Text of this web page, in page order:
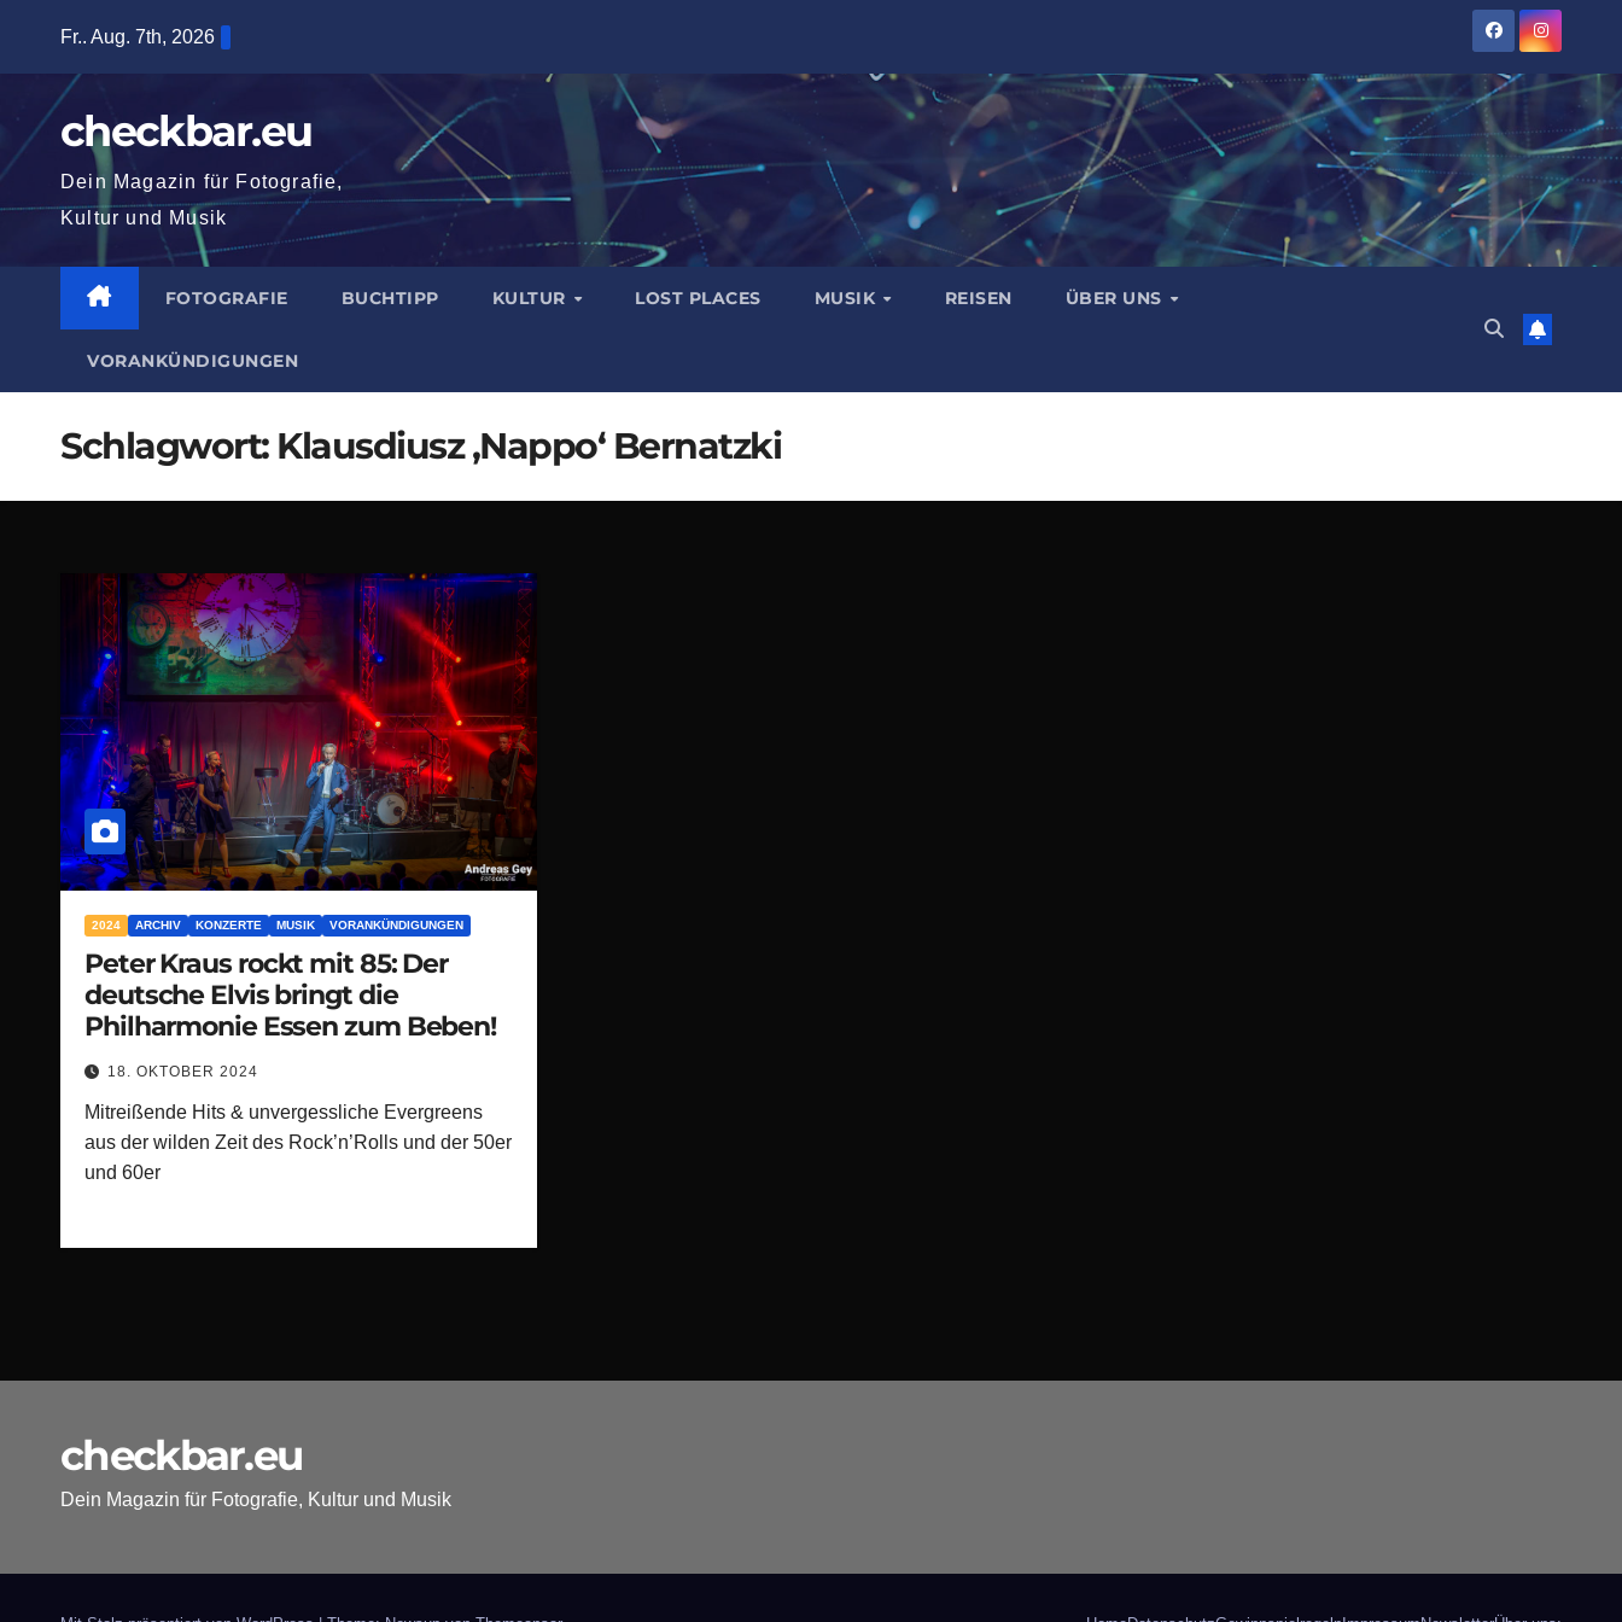
springen
Fr.. Aug. 7th, 2026
checkbar.eu
Dein Magazin für Fotografie,
Kultur und Musik
FOTOGRAFIE BUCHTIPP KULTUR LOST PLACES MUSIK REISEN ÜBER UNS
VORANKÜNDIGUNGEN
Schlagwort: Klausdiusz ‚Nappo‘ Bernatzki
2024 ARCHIV KONZERTE MUSIK VORANKÜNDIGUNGEN
Peter Kraus rockt mit 85: Der
deutsche Elvis bringt die
Philharmonie Essen zum Beben!
18. OKTOBER 2024
Mitreißende Hits & unvergessliche Evergreens
aus der wilden Zeit des Rock’n’Rolls und der 50er
und 60er
checkbar.eu
Dein Magazin für Fotografie, Kultur und Musik